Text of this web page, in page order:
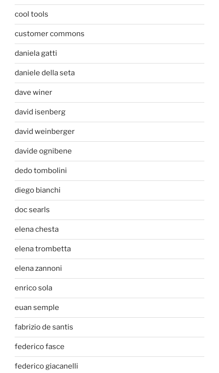
cool tools
customer commons
daniela gatti
daniele della seta
dave winer
david isenberg
david weinberger
davide ognibene
dedo tombolini
diego bianchi
doc searls
elena chesta
elena trombetta
elena zannoni
enrico sola
euan semple
fabrizio de santis
federico fasce
federico giacanelli